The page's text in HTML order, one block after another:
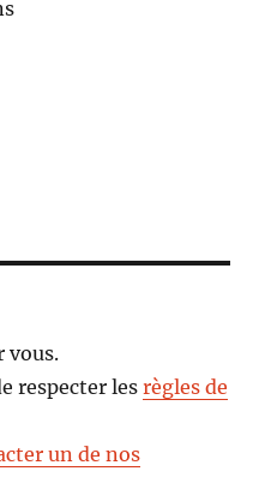
vous.
respecter lesrègles de
un de nos